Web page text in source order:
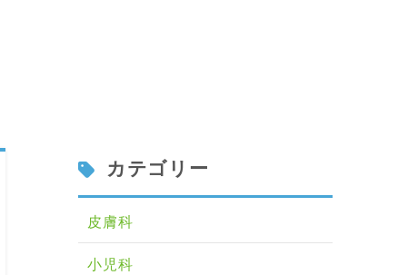
カテゴリー
皮膚科
小児科